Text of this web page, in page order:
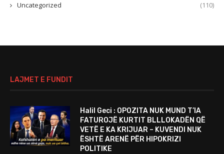
Uncategorized (110)
LAJMET E FUNDIT
Halil Geci : OPOZITA NUK MUND T’IA
FATUROJË KURTIT BLLLOKADËN QË
VETË E KA KRIJUAR – KUVENDI NUK
ËSHTË ARENË PËR HIPOKRIZI
POLITIKE